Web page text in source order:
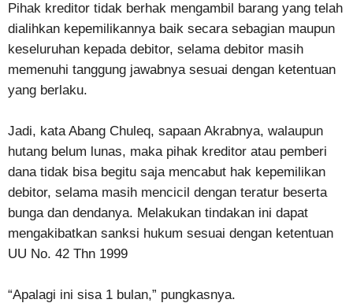
Pihak kreditor tidak berhak mengambil barang yang telah
dialihkan kepemilikannya baik secara sebagian maupun
keseluruhan kepada debitor, selama debitor masih
memenuhi tanggung jawabnya sesuai dengan ketentuan
yang berlaku.
Jadi, kata Abang Chuleq, sapaan Akrabnya, walaupun
hutang belum lunas, maka pihak kreditor atau pemberi
dana tidak bisa begitu saja mencabut hak kepemilikan
debitor, selama masih mencicil dengan teratur beserta
bunga dan dendanya. Melakukan tindakan ini dapat
mengakibatkan sanksi hukum sesuai dengan ketentuan
UU No. 42 Thn 1999
“Apalagi ini sisa 1 bulan,” pungkasnya.